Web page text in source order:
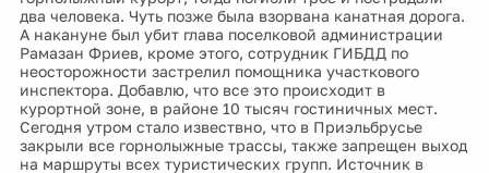
два человека. Чуть позже была взорвана канатная дорога.
А накануне был убит глава поселковой администрации
Рамазан Фриев, кроме этого, сотрудник ГИБДД по
неосторожности застрелил помощника участкового
инспектора. Добавлю, что все это происходит в
курортной зоне, в районе 10 тысяч гостиничных мест.
Сегодня утром стало извествно, что в Приэльбрусье
закрыли все горнолыжные трассы, также запрещен выход
на маршруты всех туристических групп. Источник в